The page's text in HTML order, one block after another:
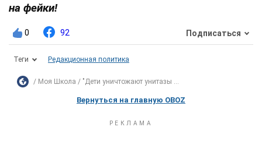
на фейки!
0 92 Подписаться
Теги Редакционная политика
Моя Школа "Дети уничтожают унитазы ...
Вернуться на главную OBOZ